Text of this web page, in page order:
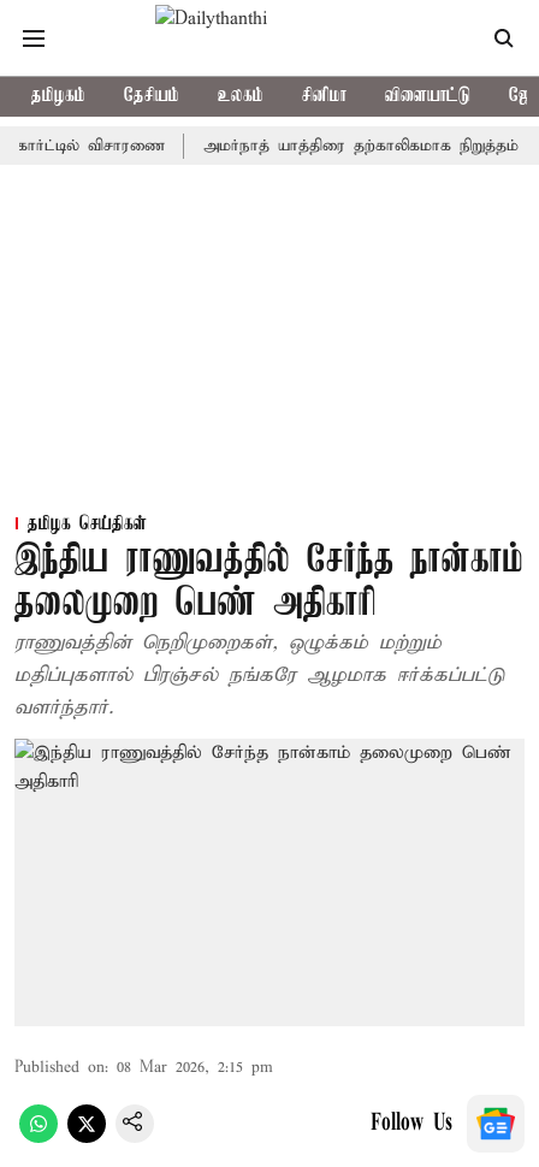
தமிழகம் தேசியம் உலகம் சினிமா விளையாட்டு
விசாரணை அமர்நாத் யாத்திரை தற்காலிகமாக நிறுத்தம்
தமிழக செய்திகள்
இந்திய ராணுவத்தில் சேர்ந்த நான்காம்
தலைமுறை பெண் அதிகாரி
ராணுவத்தின் நெறிமுறைகள், ஒழுக்கம் மற்றும்
மதிப்புகளால் பிரஞ்சல் நங்கரே ஆழமாக ஈர்க்கப்பட்டு
வளர்ந்தார்.
Published on: 08 Mar 2026, 2:15 pm
Follow Us